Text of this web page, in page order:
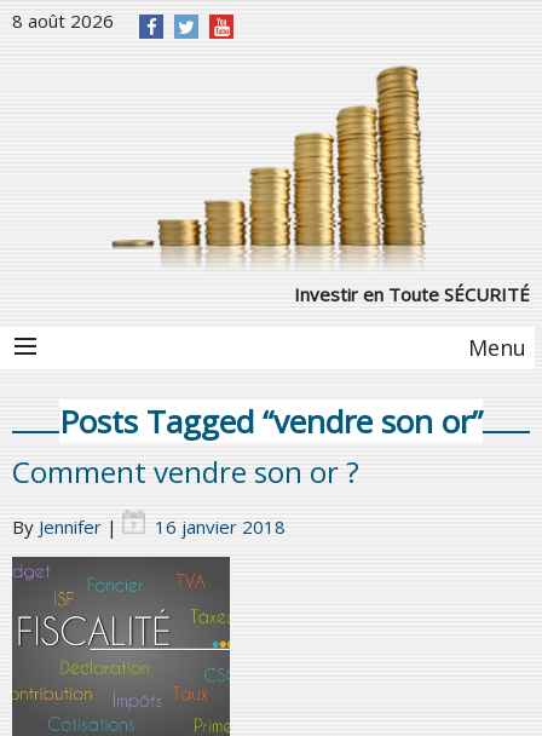
8 août 2026
Investir en Toute SÉCURITÉ
Menu
Posts Tagged “vendre son or”
Comment vendre son or ?
By Jennifer | 16 janvier 2018